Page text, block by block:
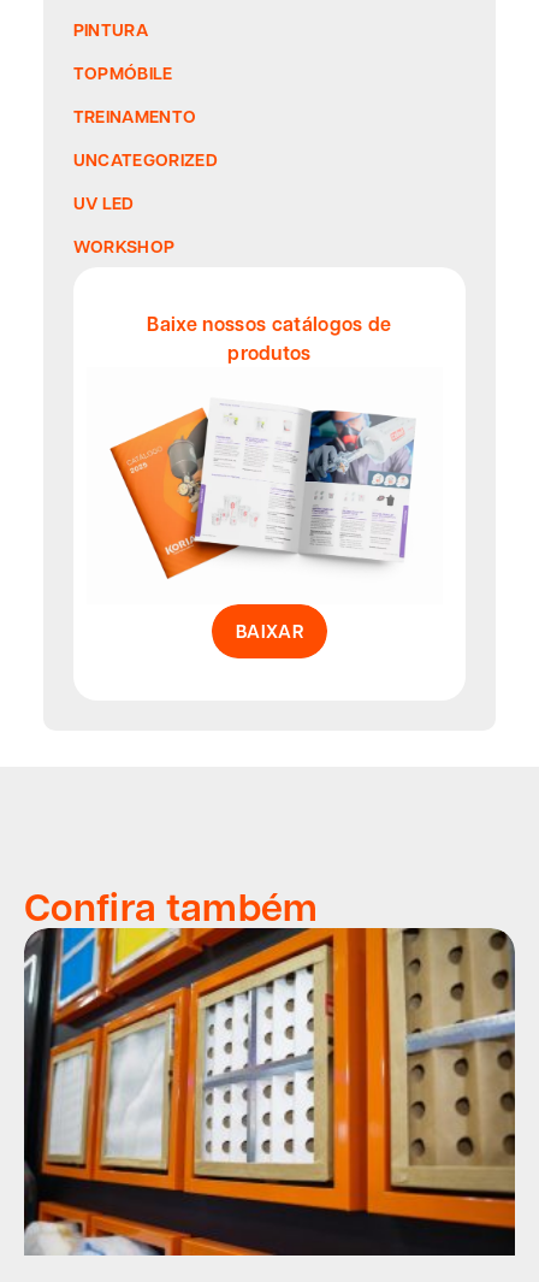
PINTURA
TOPMÓBILE
TREINAMENTO
UNCATEGORIZED
UV LED
WORKSHOP
Baixe nossos catálogos de
produtos
BAIXAR
Confira também